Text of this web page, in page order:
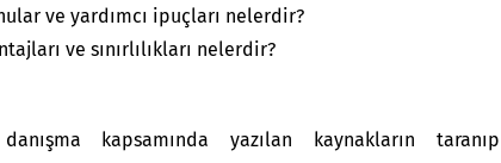
ve yardımcı ipuçları nelerdir?
ve sınırlılıkları nelerdir?
kapsamında yazılan kaynakların taranıp